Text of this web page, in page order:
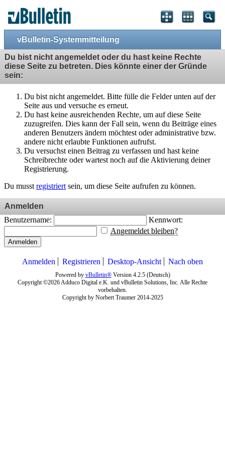
vBulletin-Systemmitteilung
Du bist nicht angemeldet oder du hast keine Rechte
diese Seite zu betreten. Dies könnte einer der Gründe
sein:
Du bist nicht angemeldet. Bitte fülle die Felder unten auf der
Seite aus und versuche es erneut.
Du hast keine ausreichenden Rechte, um auf diese Seite
zuzugreifen. Dies kann der Fall sein, wenn du Beiträge eines
anderen Benutzers ändern möchtest oder administrative bzw.
andere nicht erlaubte Funktionen aufrufst.
Du versuchst einen Beitrag zu verfassen und hast keine
Schreibrechte oder wartest noch auf die Aktivierung deiner
Registrierung.
Du musst registriert sein, um diese Seite aufrufen zu können.
Anmelden
Benutzername:
Kennwort:
Angemeldet bleiben?
Anmelden
Anmelden Registrieren Desktop-Ansicht Nach oben
Powered by vBulletin®Version 4.2.5 (Deutsch)
Copyright ©2026 Adduco Digital e.K. und vBulletin Solutions, Inc. Alle Rechte
vorbehalten.
Copyright by Norbert Traumer 2014-2025